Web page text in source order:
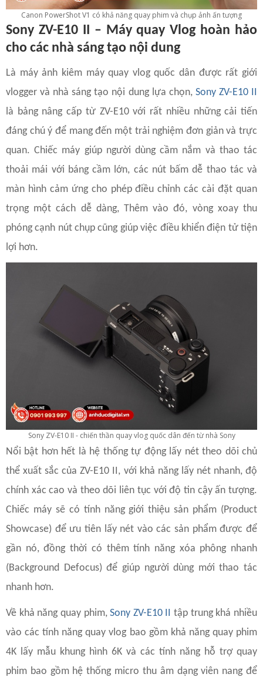
Canon PowerShot V1 có khả năng quay phim và chụp ảnh ấn tượng
Sony ZV-E10 II – Máy quay Vlog hoàn hảo
cho các nhà sáng tạo nội dung
Là máy ảnh kiêm máy quay vlog quốc dân được rất giới
vlogger và nhà sáng tạo nội dung lựa chọn, Sony ZV-E10 II
là bảng nâng cấp từ ZV-E10 với rất nhiều những cải tiến
đáng chú ý để mang đến một trải nghiệm đơn giản và trực
quan. Chiếc máy giúp người dùng cầm nắm và thao tác
thoải mái với báng cầm lớn, các nút bấm dễ thao tác và
màn hình cảm ứng cho phép điều chỉnh các cài đặt quan
trọng một cách dễ dàng, Thêm vào đó, vòng xoay thu
phóng cạnh nút chụp cũng giúp việc điều khiển điện tử tiện
lợi hơn.
Sony ZV-E10 II - chiến thần quay vlog quốc dân đến từ nhà Sony
Nổi bật hơn hết là hệ thống tự động lấy nét theo dõi chủ
thể xuất sắc của ZV-E10 II, với khả năng lấy nét nhanh, độ
chính xác cao và theo dõi liên tục với độ tin cậy ấn tượng.
Chiếc máy sẽ có tính năng giới thiệu sản phẩm (Product
Showcase) để ưu tiên lấy nét vào các sản phẩm được để
gần nó, đồng thời có thêm tính năng xóa phông nhanh
(Background Defocus) để giúp người dùng mới thao tác
nhanh hơn.
Về khả năng quay phim,Sony ZV-E10 II tập trung khá nhiều
vào các tính năng quay vlog bao gồm khả năng quay phim
4K lấy mẫu khung hình 6K và các tính năng hỗ trợ quay
phim bao gồm hệ thống micro thu âm dạng viên nang để